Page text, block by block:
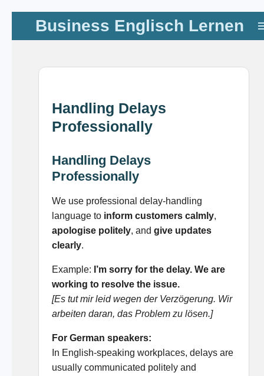
Zum
Hauptinhalt
springen
Business Englisch Lernen
Handling Delays
Professionally
Handling Delays
Professionally
We use professional delay-handling
language to inform customers calmly,
apologise politely, and give updates
clearly.
Example: I’m sorry for the delay. We are
working to resolve the issue.
[Es tut mir leid wegen der Verzögerung. Wir
arbeiten daran, das Problem zu lösen.]
For German speakers:
In English-speaking workplaces, delays are
usually communicated politely and